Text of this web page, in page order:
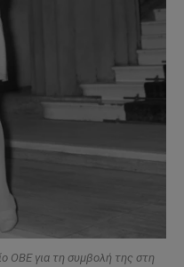
OBE για τη συμβολή της στη